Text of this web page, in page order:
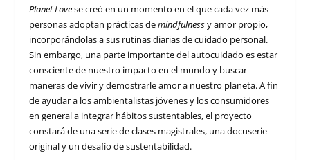
Planet Lovese creó en un momento en el que cada vez más
personas adoptan prácticas demindfulnessy amor propio,
incorporándolas a sus rutinas diarias de cuidado personal.
Sin embargo, una parte importante del autocuidado es estar
consciente de nuestro impacto en el mundo y buscar
maneras de vivir y demostrarle amor a nuestro planeta. A fin
de ayudar a los ambientalistas jóvenes y los consumidores
en general a integrar hábitos sustentables, el proyecto
constará de una serie de clases magistrales, una docuserie
original y un desafío de sustentabilidad.